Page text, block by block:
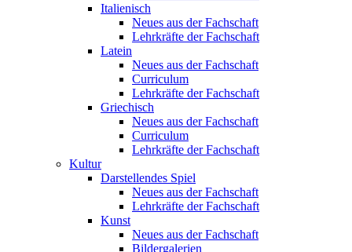
Italienisch
Neues aus der Fachschaft
Lehrkräfte der Fachschaft
Latein
Neues aus der Fachschaft
Curriculum
Lehrkräfte der Fachschaft
Griechisch
Neues aus der Fachschaft
Curriculum
Lehrkräfte der Fachschaft
Kultur
Darstellendes Spiel
Neues aus der Fachschaft
Lehrkräfte der Fachschaft
Kunst
Neues aus der Fachschaft
Bildergalerien